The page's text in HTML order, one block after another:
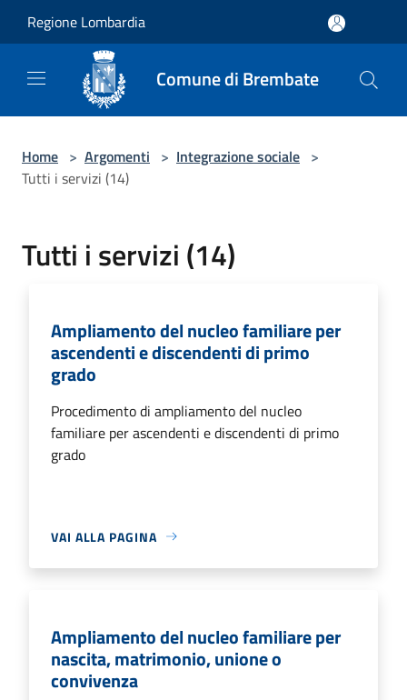
Regione Lombardia
Comune di Brembate
Home > Argomenti > Integrazione sociale >
Tutti i servizi (14)
Tutti i servizi (14)
Ampliamento del nucleo familiare per
ascendenti e discendenti di primo
grado
Procedimento di ampliamento del nucleo
familiare per ascendenti e discendenti di primo
grado
VAI ALLA PAGINA
Ampliamento del nucleo familiare per
nascita, matrimonio, unione o
convivenza